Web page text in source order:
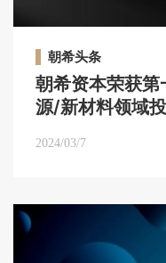
朝希头条
朝希资本荣获
源/新材料领域
2024/03/7